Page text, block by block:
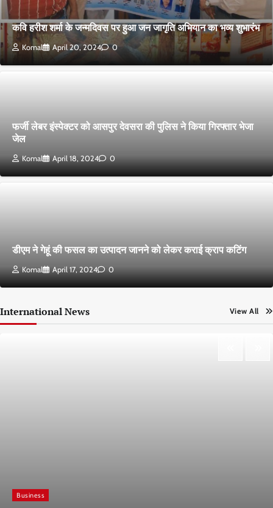
कवि हरीश शर्मा के जन्मदिवस पर हुआ जन जागृति अभियान का भव्य शुभारंभ
Komal April 20, 2024 0
फर्जी लेबर इंस्पेक्टर को आसपुर देवसरा की पुलिस ने किया गिरफ्तार भेजा
जेल
Komal April 18, 2024 0
डीएम ने गेहूं की फसल का उत्पादन जानने को लेकर कराई क्राप कटिंग
Komal April 17, 2024 0
International News View All
Business